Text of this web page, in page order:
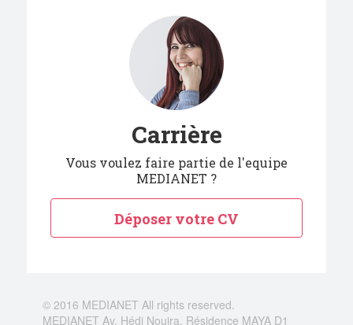
Carrière
Vous voulez faire partie de l'equipe
MEDIANET ?
Déposer votre CV
© 2016 MEDIANET All rights reserved.
MEDIANET Av. Hédi Nouira, Résidence MAYA D1